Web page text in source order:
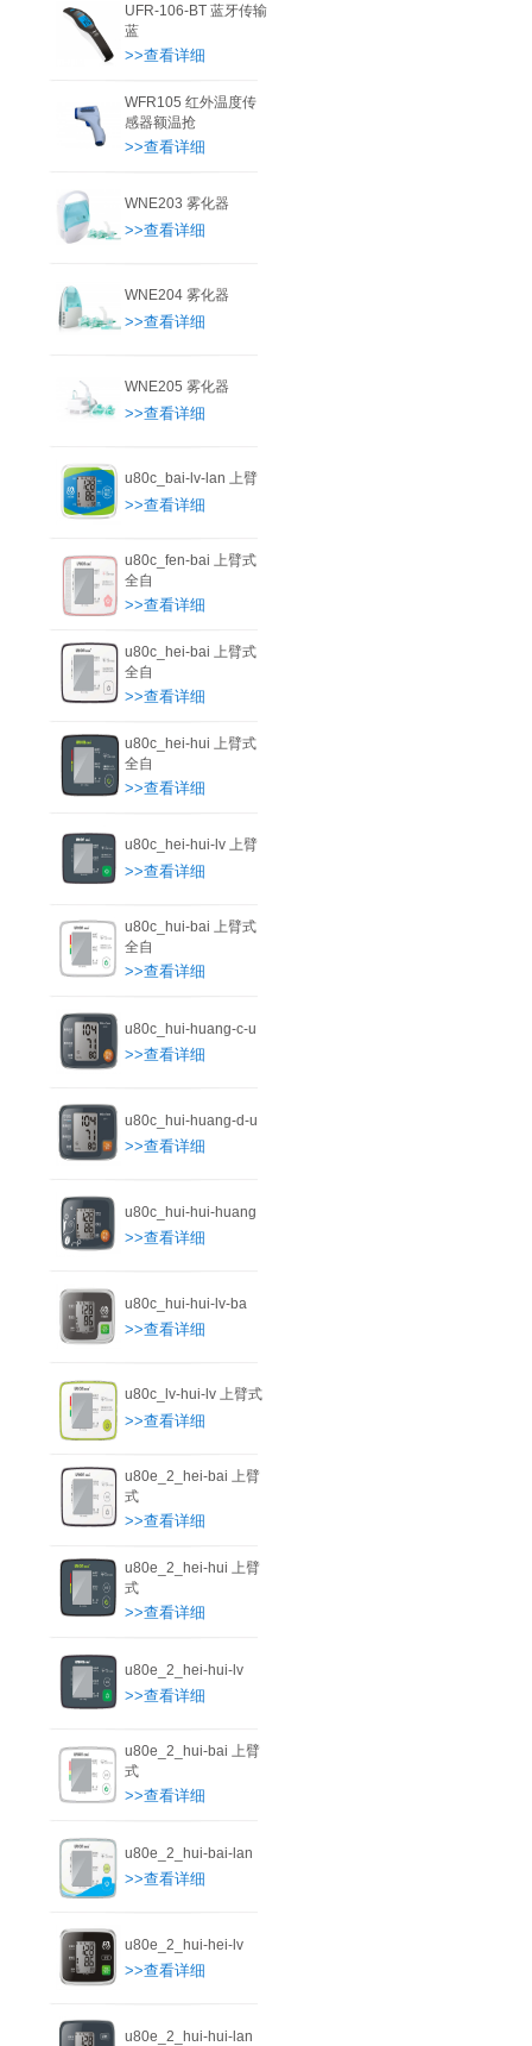
UFR-106-BT 蓝牙传输
蓝
>>查看详细
WFR105 红外温度传
感器额温抢
>>查看详细
WNE203 雾化器
>>查看详细
WNE204 雾化器
>>查看详细
WNE205 雾化器
>>查看详细
u80c_bai-lv-lan 上臂
>>查看详细
u80c_fen-bai 上臂式
全自
>>查看详细
u80c_hei-bai 上臂式
全自
>>查看详细
u80c_hei-hui 上臂式
全自
>>查看详细
u80c_hei-hui-lv 上臂
>>查看详细
u80c_hui-bai 上臂式
全自
>>查看详细
u80c_hui-huang-c-u
>>查看详细
u80c_hui-huang-d-u
>>查看详细
u80c_hui-hui-huang
>>查看详细
u80c_hui-hui-lv-ba
>>查看详细
u80c_lv-hui-lv 上臂式
>>查看详细
u80e_2_hei-bai 上臂
式
>>查看详细
u80e_2_hei-hui 上臂
式
>>查看详细
u80e_2_hei-hui-lv
>>查看详细
u80e_2_hui-bai 上臂
式
>>查看详细
u80e_2_hui-bai-lan
>>查看详细
u80e_2_hui-hei-lv
>>查看详细
u80e_2_hui-hui-lan